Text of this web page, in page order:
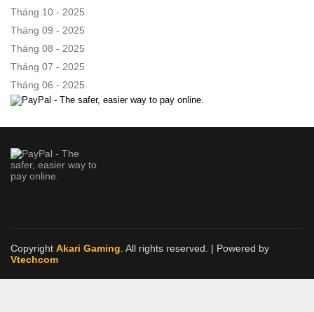
Tháng 10 - 2025
Tháng 09 - 2025
Tháng 08 - 2025
Tháng 07 - 2025
Tháng 06 - 2025
Copyright Akari Gaming . All rights reserved. | Powered by
Vtechcom